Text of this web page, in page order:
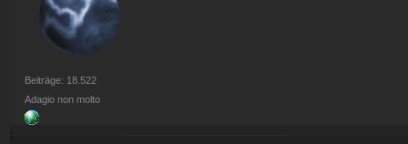
Beiträge: 18.522
Adagio non molto